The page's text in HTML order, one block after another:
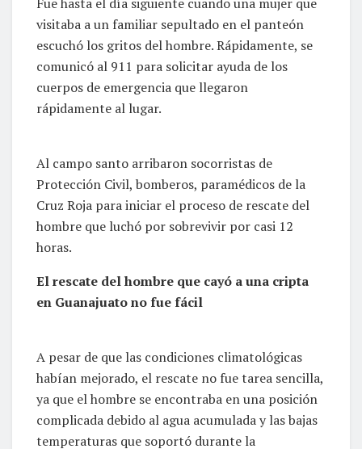
visitaba a un familiar sepultado en el panteón
escuchó los gritos del hombre. Rápidamente, se
comunicó al 911 para solicitar ayuda de los
cuerpos de emergencia que llegaron
rápidamente al lugar.
Al campo santo arribaron socorristas de
Protección Civil, bomberos, paramédicos de la
Cruz Roja para iniciar el proceso de rescate del
hombre que luchó por sobrevivir por casi 12
horas.
El rescate del hombre que cayó a una cripta
en Guanajuato no fue fácil
A pesar de que las condiciones climatológicas
habían mejorado, el rescate no fue tarea sencilla,
ya que el hombre se encontraba en una posición
complicada debido al agua acumulada y las bajas
temperaturas que soportó durante la